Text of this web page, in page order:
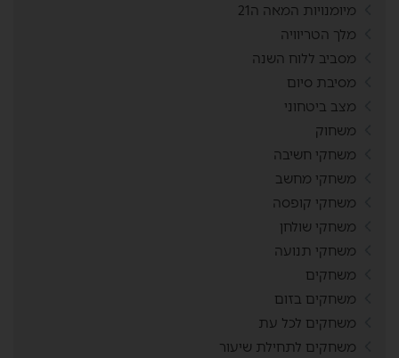
מיומנויות המאה ה21
מלך הטריוויה
מסביב ללוח השנה
מסיבת סיום
מצב ביטחוני
משחוק
משחקי חשיבה
משחקי מחשב
משחקי קופסה
משחקי שולחן
משחקי תנועה
משחקים
משחקים בזום
משחקים לכל עת
משחקים לתחילת שיעור